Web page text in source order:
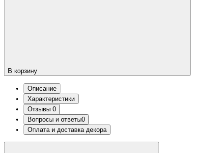
В корзину
Описание
Характеристики
Отзывы 0
Вопросы и ответы0
Оплата и доставка декора